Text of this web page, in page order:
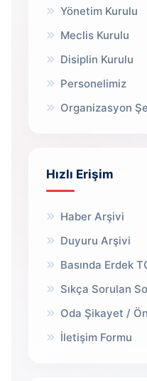
Yönetim Kurulu
Meclis Kurulu
Disiplin Kurulu
Personelimiz
Organizasyon
Hızlı Erişim
Haber Arşivi
Duyuru Arşivi
Basında Erdek
Sıkça Sorulan
Oda Şikayet /
İletişim Formu